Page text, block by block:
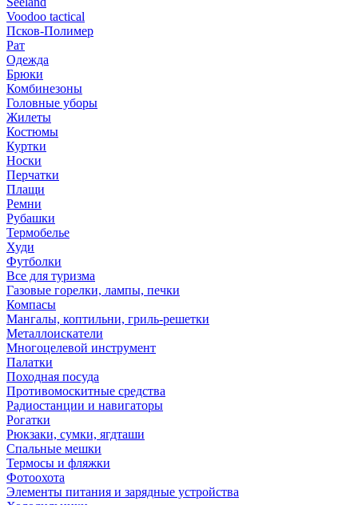
Voodoo tactical
Псков-Полимер
Рат
Одежда
Брюки
Комбинезоны
Головные уборы
Жилеты
Костюмы
Куртки
Носки
Перчатки
Плащи
Ремни
Рубашки
Термобелье
Худи
Футболки
Все для туризма
Газовые горелки, лампы, печки
Компасы
Мангалы, коптильни, гриль-решетки
Металлоискатели
Многоцелевой инструмент
Палатки
Походная посуда
Противомоскитные средства
Радиостанции и навигаторы
Рогатки
Рюкзаки, сумки, ягдташи
Спальные мешки
Термосы и фляжки
Фотоохота
Элементы питания и зарядные устройства